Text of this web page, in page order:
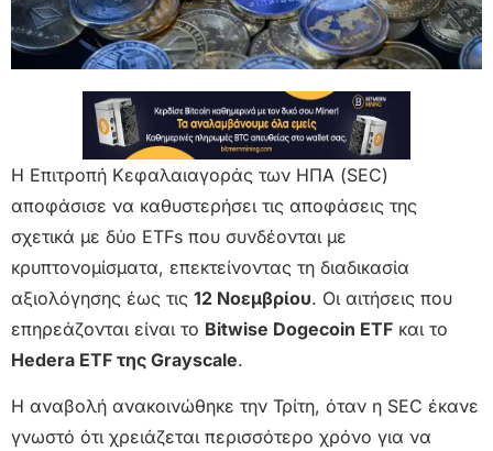
Η Επιτροπή Κεφαλαιαγοράς των ΗΠΑ (SEC)
αποφάσισε να καθυστερήσει τις αποφάσεις της
σχετικά με δύο ETFs που συνδέονται με
κρυπτονομίσματα, επεκτείνοντας τη διαδικασία
αξιολόγησης έως τις 12 Νοεμβρίου. Οι αιτήσεις που
επηρεάζονται είναι το Bitwise Dogecoin ETF και το
Hedera ETF της Grayscale.
Η αναβολή ανακοινώθηκε την Τρίτη, όταν η SEC έκανε
γνωστό ότι χρειάζεται περισσότερο χρόνο για να